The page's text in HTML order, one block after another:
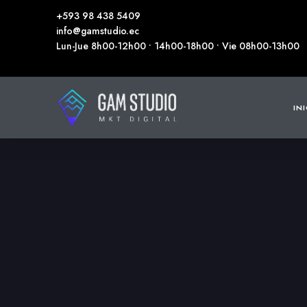
+593 98 438 5409
info@gamstudio.ec
Lun-Jue 8h00-12h00 • 14h00-18h00 • Vie 08h00-13h00